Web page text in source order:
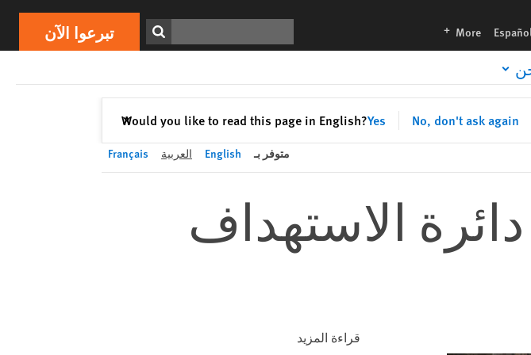
More
languages تبرعوا الآن
Would you like to read this page in English?Yes No, don't ask again
✕إغلاق
Print تبرعوا الآن
متوفر بـ English العربية Français
الاستهداف
قراءة المزيد